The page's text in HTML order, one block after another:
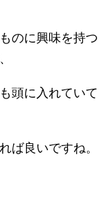
のに興味を持つ
頭に入れていて
ば良いですね。